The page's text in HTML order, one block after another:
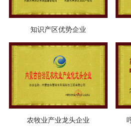
知识产区优势企业
农牧业产业龙头企业